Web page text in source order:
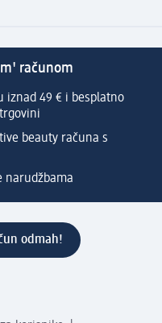
računom
iznad 49 € i besplatno
beauty računa s
narudžbama
odmah!